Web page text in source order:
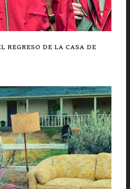
REGRESO DE LA CASA DE